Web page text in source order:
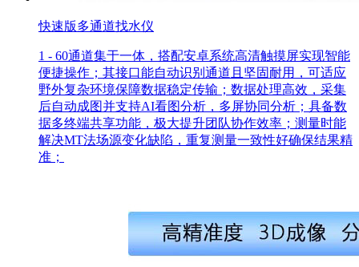
快速版多通道找水仪
1 - 60通道集于一体，搭配安卓系统高清触摸屏实现智能
便捷操作；其接口能自动识别通道且坚固耐用，可适应
野外复杂环境保障数据稳定传输；数据处理高效，采集
后自动成图并支持AI看图分析，多屏协同分析；具备数
据多终端共享功能，极大提升团队协作效率；测量时能
解决MT法场源变化缺陷，重复测量一致性好确保结果精
准；